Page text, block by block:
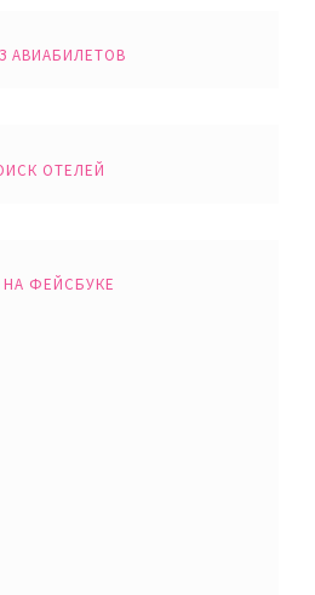
АВИАБИЛЕТОВ
ОТЕЛЕЙ
ФЕЙСБУКЕ